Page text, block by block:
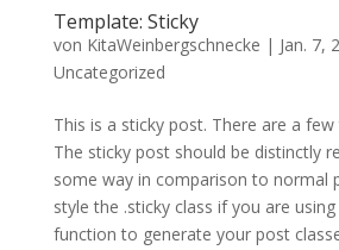
Template: Sticky
von KitaWeinbergschnecke | Jan. 7,
Uncategorized
This is a sticky post. There are a
The sticky post should be distinctly
some way in comparison to normal
style the .sticky class if you are
function to generate your post